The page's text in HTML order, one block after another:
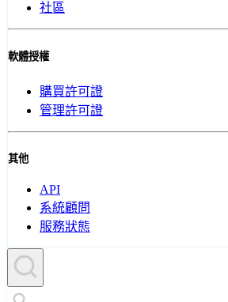
社區
軟體授權
購買許可證
管理許可證
其他
API
系統顧問
服務狀態